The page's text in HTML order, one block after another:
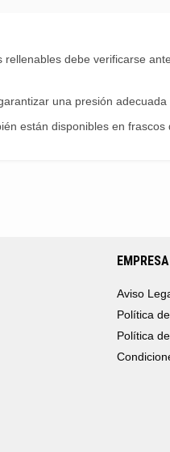
rellenables debe verificarse
una presión
están disponibles en frascos
EMPRESA
Aviso
Política
Política